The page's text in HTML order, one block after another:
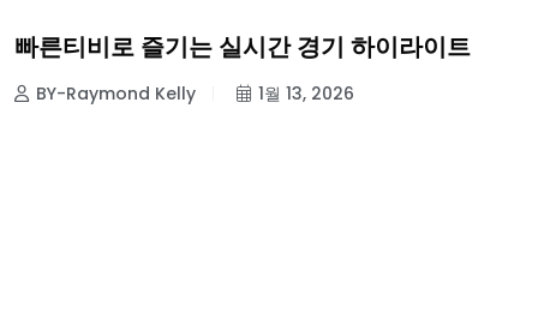
빠른티비로 즐기는 실시간 경기 하이라이트
BY-Raymond Kelly 1월 13, 2026